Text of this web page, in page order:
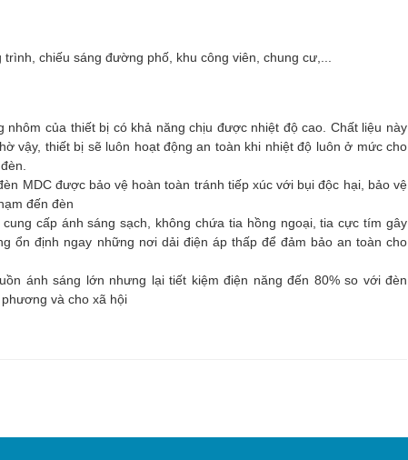
chiếu sáng đường phố, khu công viên, chung cư,...
nhôm của thiết bị có khả năng chịu được nhiệt độ cao. Chất liệu này
vậy, thiết bị sẽ luôn hoạt động an toàn khi nhiệt độ luôn ở mức cho
MDC được bảo vệ hoàn toàn tránh tiếp xúc với bụi độc hại, bảo vệ
đến đèn
cung cấp ánh sáng sạch, không chứa tia hồng ngoại, tia cực tím gây
ổn định ngay những nơi dải điện áp thấp để đảm bảo an toàn cho
ánh sáng lớn nhưng lại tiết kiệm điện năng đến 80% so với đèn
và cho xã hội